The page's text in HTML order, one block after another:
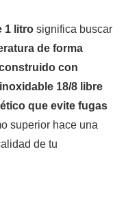
1 litro significa buscar
de forma
con
18/8 libre
que evite fugas
superior hace una
de tu